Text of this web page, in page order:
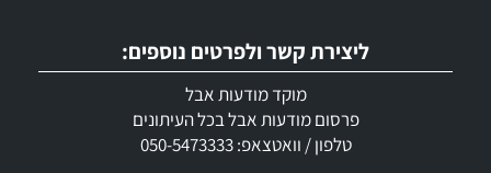
ליצירת קשר ולפרטים נוספים:
מוקד מודעות אבל
פרסום מודעות אבל בכל העיתונים
טלפון / וואטצאפ: 050-5473333